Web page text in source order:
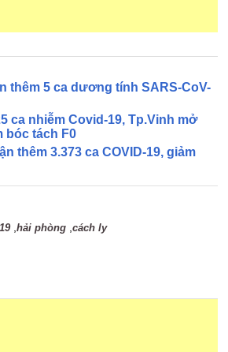
thêm 5 ca dương tính SARS-CoV-
ca nhiễm Covid-19, Tp.Vinh mở
bóc tách F0
thêm 3.373 ca COVID-19, giảm
,hải phòng ,cách ly